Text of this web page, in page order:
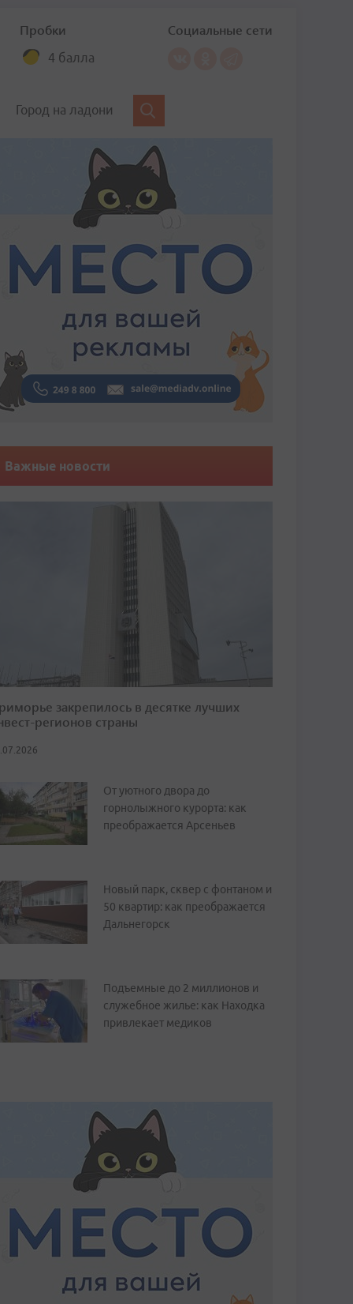
Пробки
4 балла
Социальные сети
Город на ладони
Важные новости
закрепилось в десятке лучших
регионов страны
От уютного двора до
горнолыжного курорта: как
преображается Арсеньев
Новый парк, сквер с фонтаном и
50 квартир: как преображается
Дальнегорск
Подъемные до 2 миллионов и
служебное жилье: как Находка
привлекает медиков